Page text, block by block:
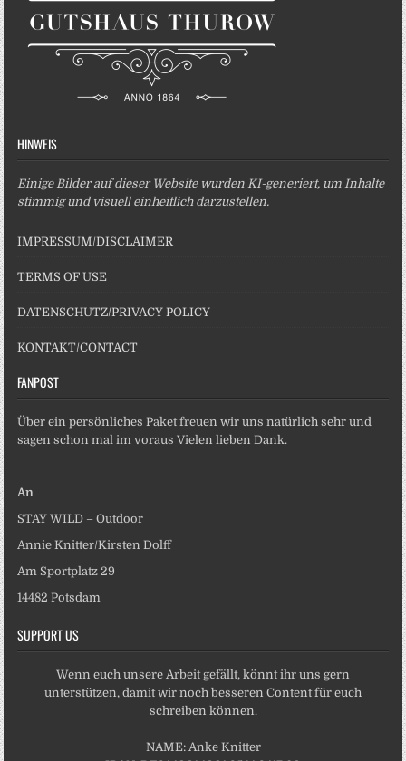
HINWEIS
Einige Bilder auf dieser Website wurden KI-generiert, um Inhalte
stimmig und visuell einheitlich darzustellen.
IMPRESSUM/DISCLAIMER
TERMS OF USE
DATENSCHUTZ/PRIVACY POLICY
KONTAKT/CONTACT
FANPOST
Über ein persönliches Paket freuen wir uns natürlich sehr und
sagen schon mal im voraus Vielen lieben Dank.
An
STAY WILD – Outdoor
Annie Knitter/Kirsten Dolff
Am Sportplatz 29
14482 Potsdam
SUPPORT US
Wenn euch unsere Arbeit gefällt, könnt ihr uns gern
unterstützen, damit wir noch besseren Content für euch
schreiben können.
NAME: Anke Knitter